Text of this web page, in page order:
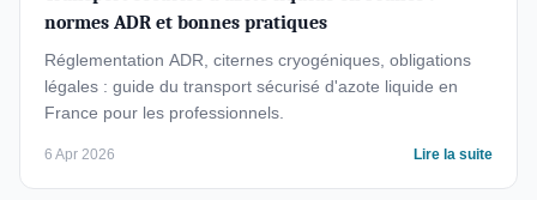
normes ADR et bonnes pratiques
Réglementation ADR, citernes cryogéniques, obligations
légales : guide du transport sécurisé d'azote liquide en
France pour les professionnels.
6 Apr 2026 Lire la suite